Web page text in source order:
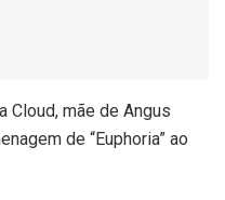
Cloud, mãe de Angus
de “Euphoria” ao